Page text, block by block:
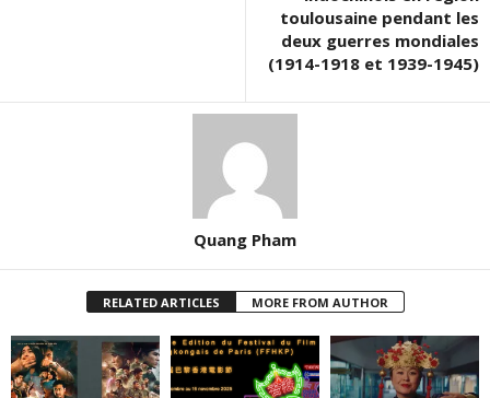
toulousaine pendant les
deux guerres mondiales
(1914-1918 et 1939-1945)
Quang Pham
RELATED ARTICLES MORE FROM AUTHOR